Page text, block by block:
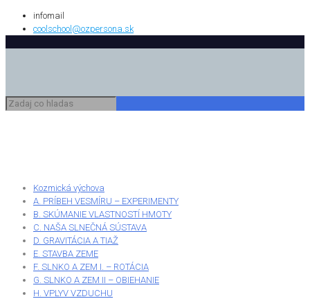
infomail
coolschool@ozpersona.sk
Kozmická výchova
A. PRÍBEH VESMÍRU – EXPERIMENTY
B. SKÚMANIE VLASTNOSTÍ HMOTY
C. NAŠA SLNEČNÁ SÚSTAVA
D. GRAVITÁCIA A TIAŽ
E. STAVBA ZEME
F. SLNKO A ZEM I. – ROTÁCIA
G. SLNKO A ZEM II – OBIEHANIE
H. VPLYV VZDUCHU